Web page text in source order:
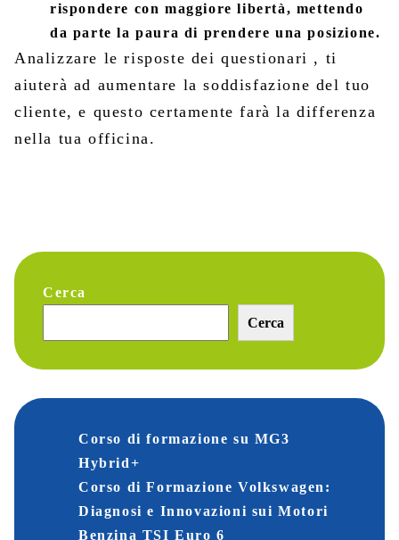
rispondere con maggiore libertà, mettendo
da parte la paura di prendere una posizione.
Analizzare le risposte dei questionari , ti
aiuterà ad aumentare la soddisfazione del tuo
cliente, e questo certamente farà la differenza
nella tua officina.
Cerca
Cerca
Corso di formazione su MG3
Hybrid+
Corso di Formazione Volkswagen:
Diagnosi e Innovazioni sui Motori
Benzina TSI Euro 6